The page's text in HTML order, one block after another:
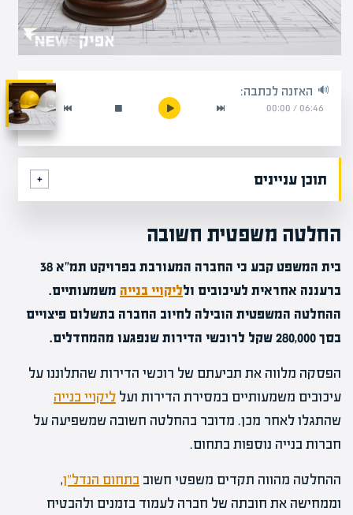
האזנה לכתבה:
06:46
/
00:00
תוכן עניינים
החלטה משפטית חשובה
בית המשפט קבע כי החברה המעורבת בפרויקט תמ"א 38
ברעננה אחראית לעיכובים ולליקויי בנייה משמעותיים.
ההחלטה המשפטית הובילה לחיוב החברה בתשלום פיצויים
בסך 280,000 שקל לרוכשי הדירות שנפגעו מהמחדלים.
הפסקה מלווה את תביעתם של רוכשי הדירות שהתלוננו על
עיכובים משמעותיים במסירת הדירות ועל ליקויי בנייה
שהתגלו לאחר מכן. מדובר בהחלטה חשובה שמשפיעה על
חברות בנייה נוספות בתחום.
ההחלטה מהווה תקדים משפטי חשוב בתחום הנדל"ן,
וממחישה את חובתה של חברה לעמוד בזמנים ולהבטיח